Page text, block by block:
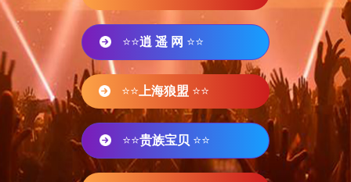
⭐⭐逍 遥 网 ⭐⭐
⭐⭐ 上海狼盟 ⭐⭐
⭐⭐贵族宝贝 ⭐⭐